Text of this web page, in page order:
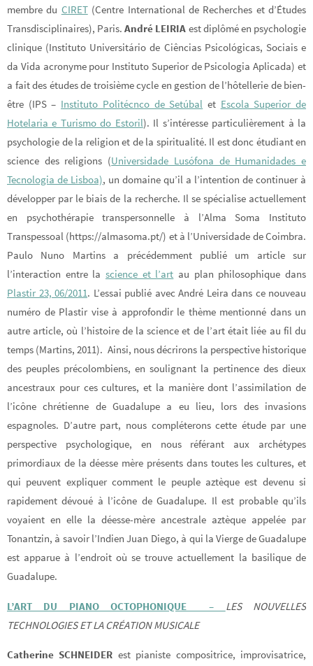
membre du CIRET(Centre International de Recherches et d’Études
Transdisciplinaires), Paris.André LEIRIA est diplômé en psychologie
clinique (Instituto Universitário de Ciências Psicológicas, Sociais e
da Vida acronyme pour Instituto Superior de Psicologia Aplicada) et
a fait des études de troisième cycle en gestion de l’hôtellerie de bien-
être (IPS – Instituto Politécnco de Setúbal et Escola Superior de
Hotelaria e Turismo do Estoril). Il s’intéresse particulièrement à la
psychologie de la religion et de la spiritualité. Il est donc étudiant en
science des religions (Universidade Lusófona de Humanidades e
Tecnologia de Lisboa), un domaine qu’il a l’intention de continuer à
développer par le biais de la recherche. Il se spécialise actuellement
en psychothérapie transpersonnelle à l’Alma Soma Instituto
Transpessoal (https://almasoma.pt/) et à l’Universidade de Coimbra.
Paulo Nuno Martins a précédemment publié um article sur
l’interaction entre la science et l’art au plan philosophique dans
Plastir 23, 06/2011. L’essai publié avec André Leira dans ce nouveau
numéro de Plastir vise à approfondir le thème mentionné dans un
autre article, où l’histoire de la science et de l’art était liée au fil du
temps (Martins, 2011). Ainsi, nous décrirons la perspective historique
des peuples précolombiens, en soulignant la pertinence des dieux
ancestraux pour ces cultures, et la manière dont l’assimilation de
l’icône chrétienne de Guadalupe a eu lieu, lors des invasions
espagnoles. D’autre part, nous compléterons cette étude par une
perspective psychologique, en nous référant aux archétypes
primordiaux de la déesse mère présents dans toutes les cultures, et
qui peuvent expliquer comment le peuple aztèque est devenu si
rapidement dévoué à l’icône de Guadalupe. Il est probable qu’ils
voyaient en elle la déesse-mère ancestrale aztèque appelée par
Tonantzin, à savoir l’Indien Juan Diego, à qui la Vierge de Guadalupe
est apparue à l’endroit où se trouve actuellement la basilique de
Guadalupe.
L’ART DU PIANO OCTOPHONIQUE – LES NOUVELLES
TECHNOLOGIES ET LA CRÉATION MUSICALE
Catherine SCHNEIDER est pianiste compositrice, improvisatrice,